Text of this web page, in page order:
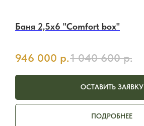
Баня 2,5х6 "Comfort box"
946 000 р.1 040 600 р.
ОСТАВИТЬ ЗАЯВКУ
ПОДРОБНЕЕ